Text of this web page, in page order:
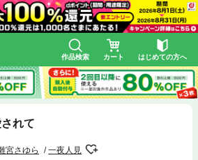
作品検索 カート はじめての方へ
れて
宮さゆら 一夜人見